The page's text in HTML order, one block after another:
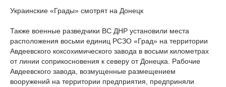
Украинские «Грады» смотрят на Донецк
Также военные разведчики ВС ДНР установили места
расположения восьми единиц РСЗО «Град» на территории
Авдеевского коксохимического завода в восьми километрах
от линии соприкосновения к северу от Донецка. Рабочие
Авдеевского завода, возмущенные размещением
вооружений на территории предприятия, предприняли